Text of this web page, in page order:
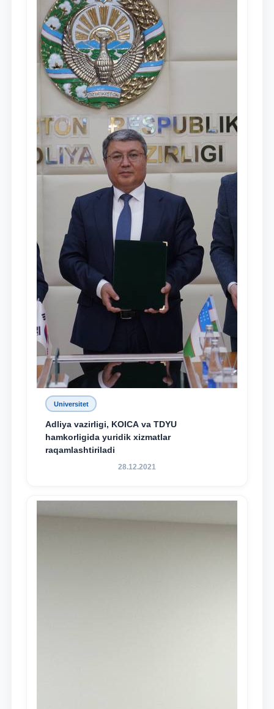
Universitet
Adliya vazirligi, KOICA va TDYU
hamkorligida yuridik xizmatlar
raqamlashtiriladi
28.12.2021